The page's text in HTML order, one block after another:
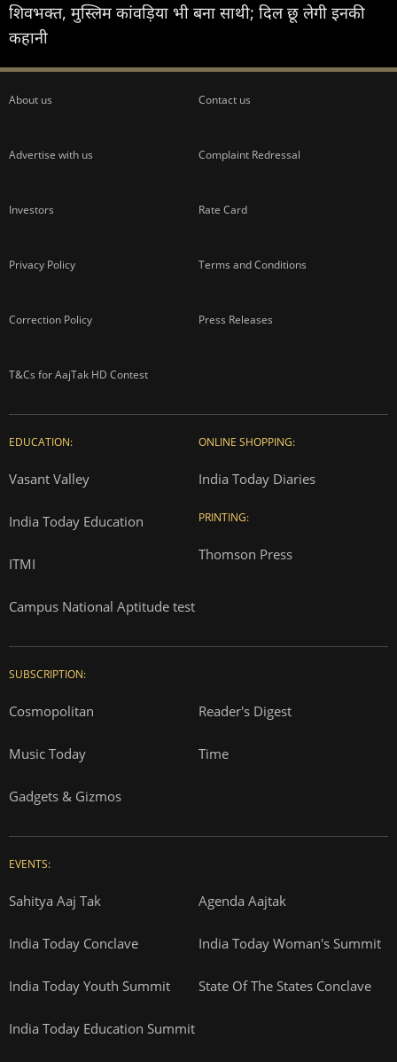
शिवभक्त, मुस्लिम कांवड़िया भी बना साथी; दिल छू लेगी इनकी
कहानी
About us Contact us
Advertise with us Complaint Redressal
Investors Rate Card
Privacy Policy Terms and Conditions
Correction Policy Press Releases
T&Cs for AajTak HD Contest
EDUCATION:
Vasant Valley
India Today Education
ITMI
Campus National Aptitude test
ONLINE SHOPPING:
India Today Diaries
PRINTING:
Thomson Press
SUBSCRIPTION:
Cosmopolitan Reader's Digest
Music Today Time
Gadgets & Gizmos
EVENTS:
Sahitya Aaj Tak Agenda Aajtak
India Today Conclave India Today Woman's Summit
India Today Youth Summit State Of The States Conclave
India Today Education Summit